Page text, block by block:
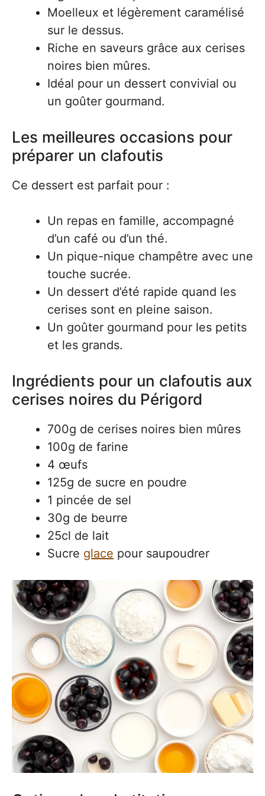
Moelleux et légèrement caramélisé
sur le dessus.
Riche en saveurs grâce aux cerises
noires bien mûres.
Idéal pour un dessert convivial ou
un goûter gourmand.
Les meilleures occasions pour
préparer un clafoutis
Ce dessert est parfait pour :
Un repas en famille, accompagné
d’un café ou d’un thé.
Un pique-nique champêtre avec une
touche sucrée.
Un dessert d’été rapide quand les
cerises sont en pleine saison.
Un goûter gourmand pour les petits
et les grands.
Ingrédients pour un clafoutis aux
cerises noires du Périgord
700g de cerises noires bien mûres
100g de farine
4 œufs
125g de sucre en poudre
1 pincée de sel
30g de beurre
25cl de lait
Sucre glace pour saupoudrer